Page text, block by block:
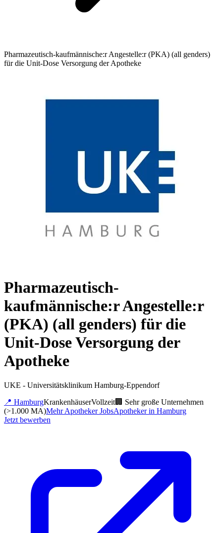
Pharmazeutisch-kaufmännische:r Angestelle:r (PKA) (all genders)
für die Unit-Dose Versorgung der Apotheke
Pharmazeutisch-
kaufmännische:r Angestelle:r
(PKA) (all genders) für die
Unit-Dose Versorgung der
Apotheke
UKE - Universitätsklinikum Hamburg-Eppendorf
📍 HamburgKrankenhäuserVollzeit🏢 Sehr große Unternehmen
(>1.000 MA)MehrApothekerJobsApothekerin Hamburg
Jetzt bewerben